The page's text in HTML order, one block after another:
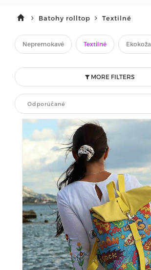
Batohy rolltop Textilné
Nepremokavé Textilné Ekokoža
MORE FILTERS
Odporúčané